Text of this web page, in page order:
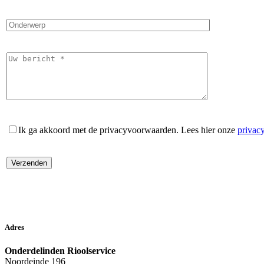
Ik ga akkoord met de privacyvoorwaarden. Lees hier onze
Adres
Onderdelinden Rioolservice
Noordeinde 196